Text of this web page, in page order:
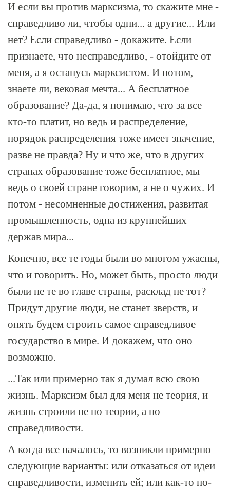
И если вы против марксизма, то скажите мне -
справедливо ли, чтобы одни... а другие... Или
нет? Если справедливо - докажите. Если
признаете, что несправедливо, - отойдите от
меня, а я останусь марксистом. И потом,
знаете ли, вековая мечта... А бесплатное
образование? Да-да, я понимаю, что за все
кто-то платит, но ведь и распределение,
порядок распределения тоже имеет значение,
разве не правда? Ну и что же, что в других
странах образование тоже бесплатное, мы
ведь о своей стране говорим, а не о чужих. И
потом - несомненные достижения, развитая
промышленность, одна из крупнейших
держав мира...
Конечно, все те годы были во многом ужасны,
что и говорить. Но, может быть, просто люди
были не те во главе страны, расклад не тот?
Придут другие люди, не станет зверств, и
опять будем строить самое справедливое
государство в мире. И докажем, что оно
возможно.
...Так или примерно так я думал всю свою
жизнь. Марксизм был для меня не теория, и
жизнь строили не по теории, а по
справедливости.
А когда все началось, то возникли примерно
следующие варианты: или отказаться от идеи
справедливости, изменить ей; или как-то по-